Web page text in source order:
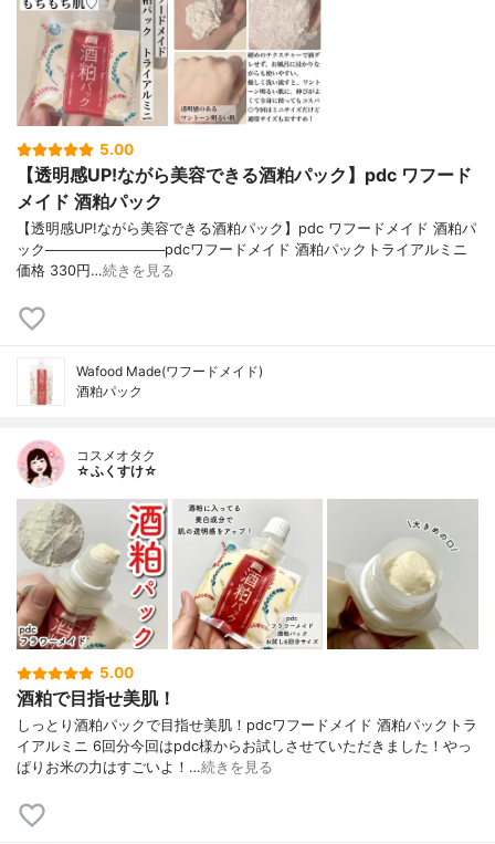
5.00
【透明感UP!ながら美容できる酒粕パック】pdc ワフード
メイド 酒粕パック
【透明感UP!ながら美容できる酒粕パック】pdc ワフードメイド 酒粕パ
ック────────────pdcワフードメイド 酒粕パックトライアルミニ
価格 330円…続きを見る
Wafood Made(ワフードメイド)
酒粕パック
コスメオタク
☆ふくすけ☆
5.00
酒粕で目指せ美肌！
しっとり酒粕パックで目指せ美肌！pdcワフードメイド 酒粕パックトラ
イアルミニ 6回分今回はpdc様からお試しさせていただきました！やっ
ぱりお米の力はすごいよ！…続きを見る